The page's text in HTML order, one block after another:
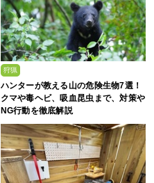
狩猟
ハンターが教える山の危険生物7選！
クマや毒ヘビ、吸血昆虫まで、対策や
NG行動を徹底解説